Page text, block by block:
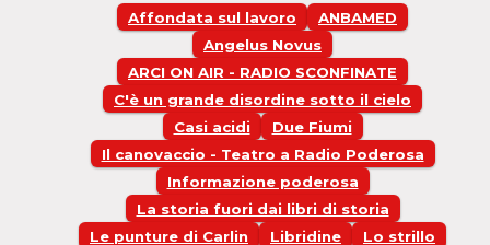
AL
DI
LÀ
DEL
BENE
MALE
Affondata sul lavoro
ANBAMED
Angelus Novus
ARCI ON AIR - RADIO SCONFINATE
C'è un grande disordine sotto il cielo
Casi acidi
Due Fiumi
Il canovaccio - Teatro a Radio Poderosa
Informazione poderosa
La storia fuori dai libri di storia
Le punture di Carlin
Libridine
Lo strillo